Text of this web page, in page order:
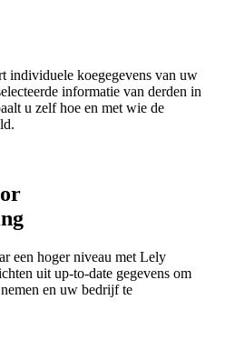
individuele koegegevens van uw
informatie van derden in
u zelf hoe en met wie de
een hoger niveau met Lely
uit up-to-date gegevens om
en uw bedrijf te